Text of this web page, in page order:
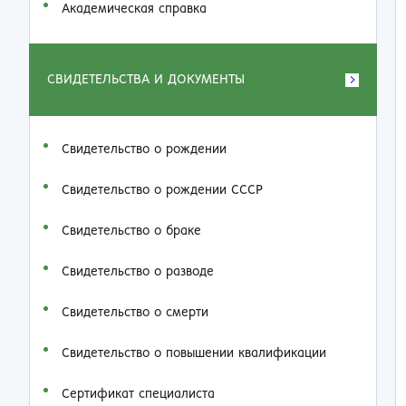
Академическая справка
СВИДЕТЕЛЬСТВА И ДОКУМЕНТЫ
Свидетельство о рождении
Свидетельство о рождении СССР
Свидетельство о браке
Свидетельство о разводе
Свидетельство о смерти
Свидетельство о повышении квалификации
Сертификат специалиста